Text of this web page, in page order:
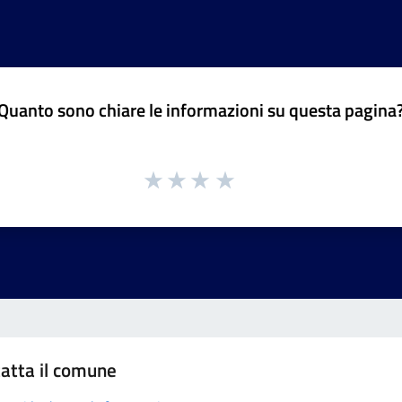
sono chiare le informazioni su questa
il comune